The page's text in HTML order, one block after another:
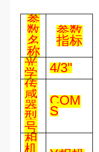
参
数
名
称
参数
指标
光
学 4/3"
传
感
器
型
号
COM
S
相
机